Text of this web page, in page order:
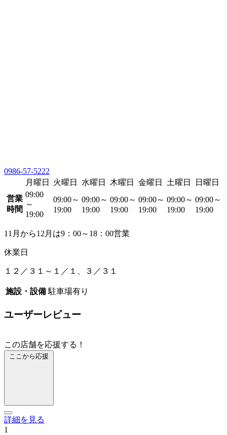
0986-57-5222
月曜日
火曜日 水曜日 木曜日 金曜日 土曜日
日曜日
営業
時間
09:00
～
19:00
09:00～
19:00
09:00～
19:00
09:00～
19:00
09:00～
19:00
09:00～
19:00
09:00～
19:00
11月から12月は9：00～18：00営業
休業日
１２／３１～１／１、３／３１
施設・設備 駐車場有り
ユーザーレビュー
この店舗を応援する！
ここから応援
詳細を見る
1